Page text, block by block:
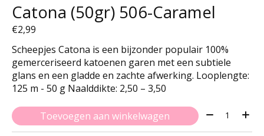
Catona (50gr) 506-Caramel
€2,99
Scheepjes Catona is een bijzonder populair 100%
gemerceriseerd katoenen garen met een subtiele
glans en een gladde en zachte afwerking. Looplengte:
125 m - 50 g Naalddikte: 2,50 – 3,50
Toevoegen aan winkelwagen Aantal: